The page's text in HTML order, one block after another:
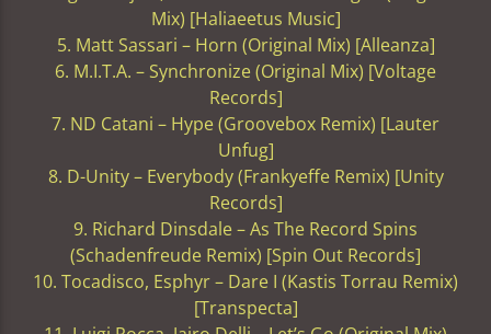
Mix) [Haliaeetus Music]
5. Matt Sassari – Horn (Original Mix) [Alleanza]
6. M.I.T.A. – Synchronize (Original Mix) [Voltage
Records]
7. ND Catani – Hype (Groovebox Remix) [Lauter
Unfug]
8. D-Unity – Everybody (Frankyeffe Remix) [Unity
Records]
9. Richard Dinsdale – As The Record Spins
(Schadenfreude Remix) [Spin Out Records]
10. Tocadisco, Esphyr – Dare I (Kastis Torrau Remix)
[Transpecta]